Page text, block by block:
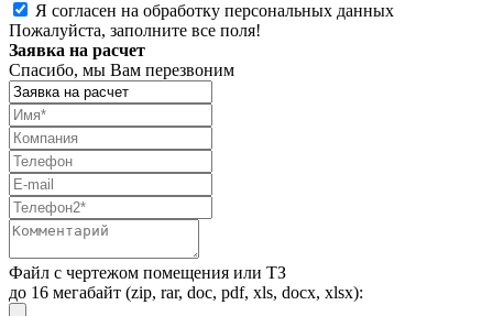
Я согласен на обработку персональных данных
Пожалуйста, заполните все поля!
Заявка на расчет
Спасибо, мы Вам перезвоним
Файл с чертежом помещения или ТЗ
до 16 мегабайт (zip, rar, doc, pdf, xls, docx, xlsx):